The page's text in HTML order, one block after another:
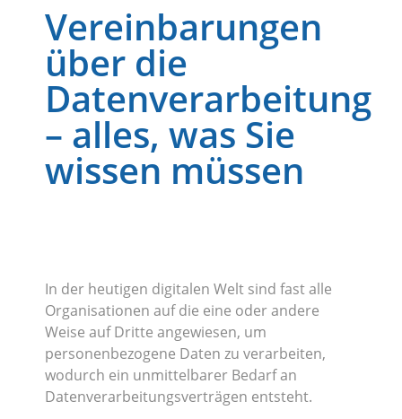
Vereinbarungen
über die
Datenverarbeitung
– alles, was Sie
wissen müssen
In der heutigen digitalen Welt sind fast alle
Organisationen auf die eine oder andere
Weise auf Dritte angewiesen, um
personenbezogene Daten zu verarbeiten,
wodurch ein unmittelbarer Bedarf an
Datenverarbeitungsverträgen entsteht.